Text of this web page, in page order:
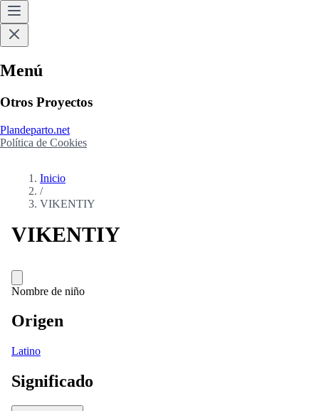
Menú
Otros Proyectos
Plandeparto.net
Política de Cookies
Inicio
/
VIKENTIY
VIKENTIY
Nombre de niño
Origen
Latino
Significado